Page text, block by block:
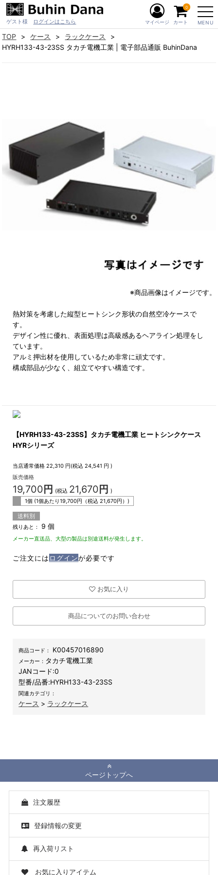
ゲスト様 ログインはこちら MENU
マイページ カート
0
TOP ケース
ラックケース
HYRH133-43-23SS タカチ電機工業 | 電子部品通販 BuhinDana
※商品画像はイメージです。
熱対策を考慮した縦型ヒートシンク形状の自然空冷ケースで
す。
デザイン性に優れ、表面処理は高級感あるヘアライン処理をし
ています。
アルミ押出材を使用しているため非常に頑丈です。
構成部品が少なく、組立てやすい構造です。
【HYRH133-43-23SS】タカチ電機工業 ヒートシンクケース
HYRシリーズ
当店通常価格 22,310 円(税込 24,541 円 )
販売価格
19,700 円 (税込 21,670 円 )
1個 (1個あたり19,700円（税込 21,670円）)
送料別
残りあと： 9 個
メーカー直送品、大型の製品は別途送料が発生します。
ご注文には ログインが必要です
お気に入り
商品についてのお問い合わせ
商品コード： K00457016890
メーカー： タカチ電機工業
JANコード:0
型番/品番:HYRH133-43-23SS
関連カテゴリ：
ケース > ラックケース
ページトップへ
注文履歴
登録情報の変更
再入荷リスト
お気に入りアイテム